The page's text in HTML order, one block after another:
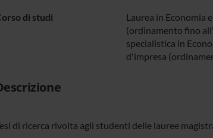
di studi
Laurea in Economia
(ordinamento fino
specialistica in
d'impresa
di ricerca rivolta agli studenti delle lauree